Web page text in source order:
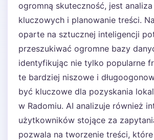
ogromną skuteczność, jest analiza
kluczowych i planowanie treści.
oparte na sztucznej inteligencji
przeszukiwać ogromne bazy
identyfikując nie tylko popularne
te bardziej niszowe i
być kluczowe dla pozyskania
w Radomiu. AI analizuje również
użytkowników stojące za
pozwala na tworzenie treści,